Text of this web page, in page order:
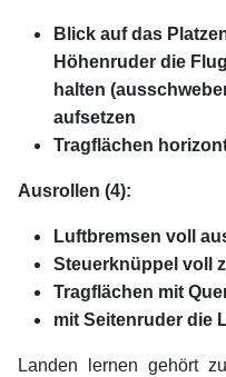
Blick auf das
Höhenruder die
halten
aufsetzen
Tragflächen
Ausrollen (4):
Luftbremsen voll
Steuerknüppel voll
Tragflächen mit
mit Seitenruder die
Landen lernen gehört